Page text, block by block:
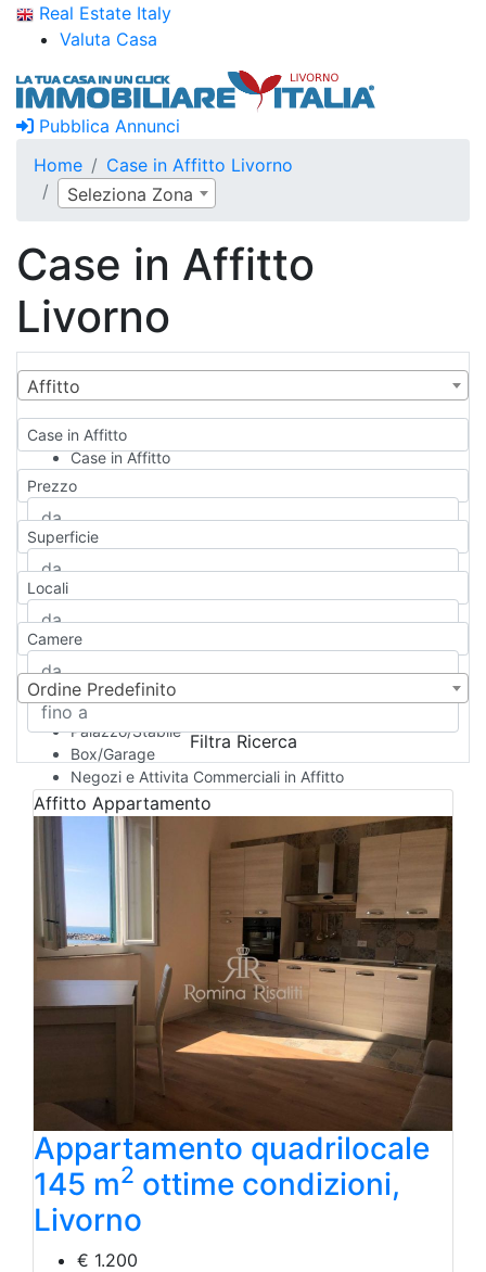
Real Estate Italy
Valuta Casa
Pubblica Annunci
Home
Case in Affitto Livorno
Seleziona Zona
Case in Affitto
Livorno
Affitto
Case in Affitto
Case in Affitto
Qualsiasi
Appartamento
Casa indipendente
Casa Semi-indipendente
Attico/Mansarda
Rustico/Casale
Camera d'Albergo
Multiproprietà
Palazzo/Stabile
Box/Garage
Negozi e Attivita Commerciali in Affitto
Qualsiasi
Attività/Licenza Commerciale
Azienda Agricola
Bar/Ristorante
Bed & Breakfast
Laboratorio Artigianale
Negozio/locale commerciale
Agriturismo
Magazzini
Capannoni
Terreni in Affitto
Qualsiasi
Terreno edificabile
Terreno
Prezzo
Superficie
Locali
Camere
Ordine Predefinito
Filtra Ricerca
Affitto Appartamento
Appartamento quadrilocale
145 m2 ottime condizioni,
Livorno
€ 1.200